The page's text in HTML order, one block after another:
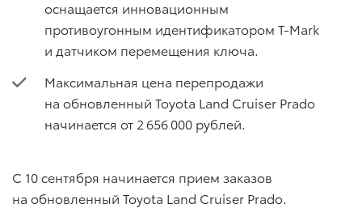
оснащается инновационным
противоугонным идентификатором T-Mark
и датчиком перемещения ключа.
Максимальная цена перепродажи
на обновленный Toyota Land Cruiser Prado
начинается от 2 656 000 рублей.
С 10 сентября начинается прием заказов
на обновленный Toyota Land Cruiser Prado.